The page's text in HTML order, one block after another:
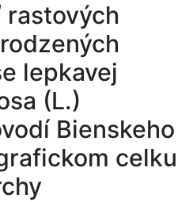
rastových
lepkavej
(L.)
Bienskeho
celku